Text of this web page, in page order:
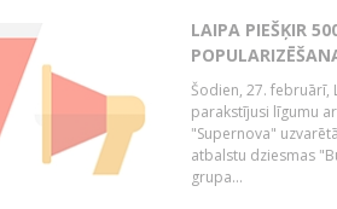
LAIPA PIEŠĶIR
Šodien, 27. februārī,
parakstījusi līgumu
"Supernova"
atbalstu dziesmas
grupa...